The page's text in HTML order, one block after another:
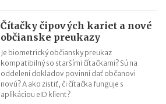
Čítačky čipových kariet a nové
občianske preukazy
Je biometrický občiansky preukaz
kompatibilný so staršími čítačkami? Sú na
oddelení dokladov povinní dať občanovi
novú? A ako zistiť, či čítačka funguje s
aplikáciou eID klient?